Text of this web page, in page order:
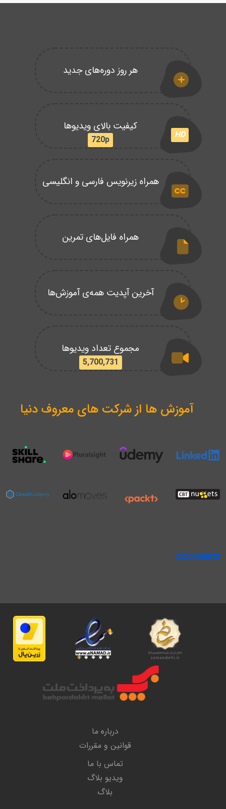
هر روز دوره‌های جدید
HD
کیفیت بالای ویدیوها
720p
همراه زیرنویس فارسی و انگلیسی
همراه فایل‌های تمرین
آخرین آپدیت همه‌ی آموزش‌ها
مجموع تعداد ویدیوها
5,700,731
آموزش ها از شرکت های معروف دنیا
درباره ما
قوانین و مقررات
تماس با ما
ویدیو بلاگ
بلاگ